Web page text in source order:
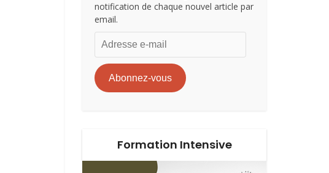
notification de chaque nouvel article par
email.
Adresse
e-
mail
Abonnez-vous
Formation Intensive